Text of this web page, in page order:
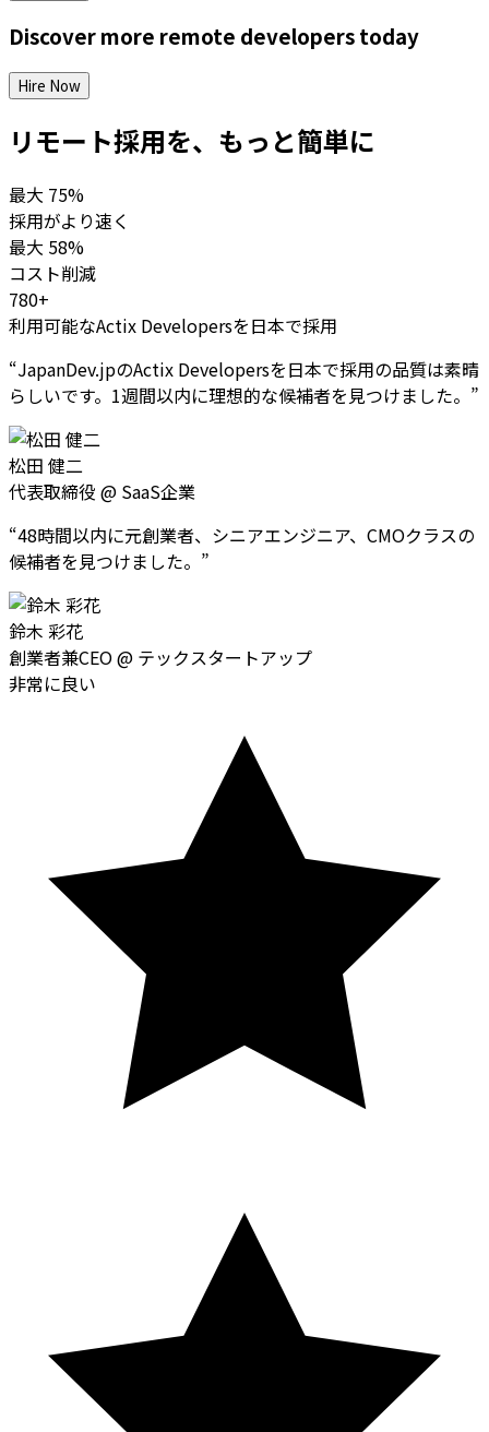
Discover more remote developerstoday
Hire Now
リモート採用を、もっと簡単に
最大 75%
採用がより速く
最大 58%
コスト削減
780+
利用可能なActix Developersを日本で採用
“JapanDev.jpのActix Developersを日本で採用の品質は素晴
らしいです。1週間以内に理想的な候補者を見つけました。 ”
松田 健二
代表取締役 @ SaaS企業
“48時間以内に元創業者、シニアエンジニア、CMOクラスの
候補者を見つけました。 ”
鈴木 彩花
創業者兼CEO@ テックスタートアップ
非常に良い